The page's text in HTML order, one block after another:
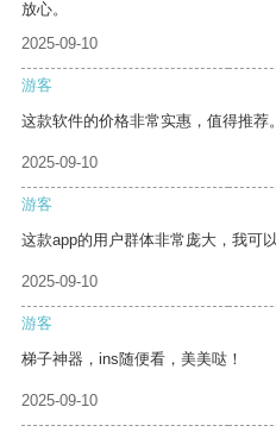
放心。
2025-09-10
游客
这款软件的价格非常实惠，值得推荐。
2025-09-10
游客
这款app的用户群体非常庞大，我可
2025-09-10
游客
梯子神器，ins随便看，美美哒！
2025-09-10